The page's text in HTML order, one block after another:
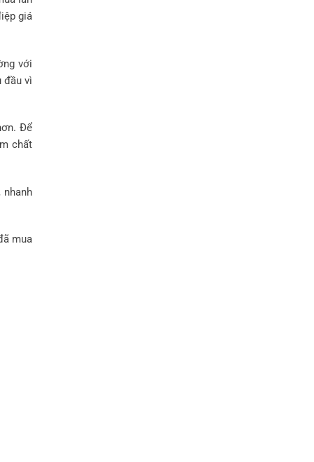
giá
với
đầu vì
Để
chất
nhanh
mua